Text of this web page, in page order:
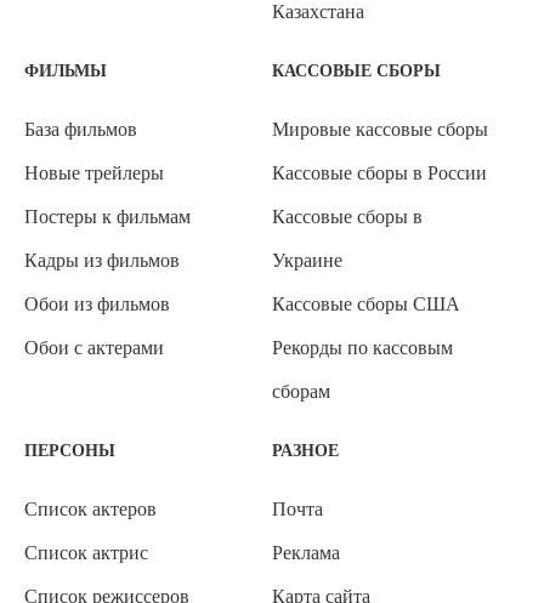
Казахстана
ФИЛЬМЫ
База фильмов
Новые трейлеры
Постеры к фильмам
Кадры из фильмов
Обои из фильмов
Обои с актерами
КАССОВЫЕ СБОРЫ
Мировые кассовые сборы
Кассовые сборы в России
Кассовые сборы в
Украине
Кассовые сборы США
Рекорды по кассовым
сборам
ПЕРСОНЫ
Список актеров
Список актрис
Список режиссеров
РАЗНОЕ
Почта
Реклама
Карта сайта